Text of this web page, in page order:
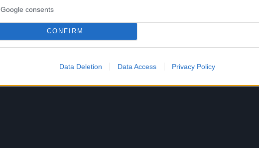
Google consents
CONFIRM
Data Deletion Data Access Privacy Policy